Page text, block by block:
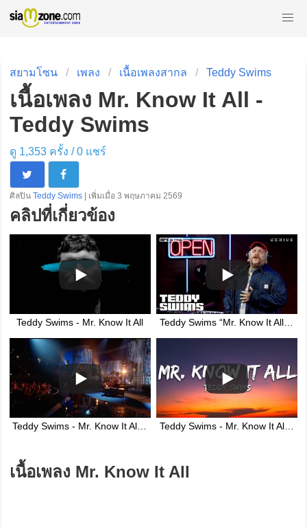
สยามโซน เพลง เนื้อเพลงสากล Teddy Swims
เนื้อเพลง Mr. Know It All -
Teddy Swims
ดู 1,353 ครั้ง /0แชร์
ศิลปิน Teddy Swims | เพิ่มเมื่อ 3 พฤษภาคม 2569
คลิปที่เกี่ยวข้อง
Teddy Swims - Mr. Know It All Teddy Swims “Mr. Know It All” Performed Live on Open Mic | @genius
Teddy Swims - Mr. Know It All (Live from the AMAs) Teddy Swims - Mr. Know It All (Lyrics)
เนื้อเพลง Mr. Know It All